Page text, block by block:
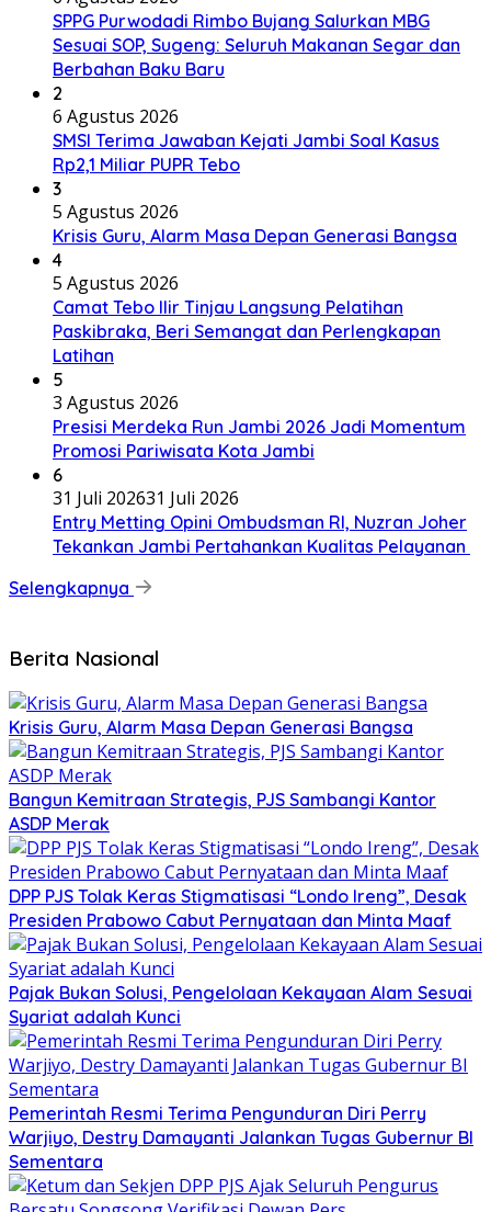
SPPG Purwodadi Rimbo Bujang Salurkan MBG
Sesuai SOP, Sugeng: Seluruh Makanan Segar dan
Berbahan Baku Baru
2
6 Agustus 2026
SMSI Terima Jawaban Kejati Jambi Soal Kasus
Rp2,1 Miliar PUPR Tebo
3
5 Agustus 2026
Krisis Guru, Alarm Masa Depan Generasi Bangsa
4
5 Agustus 2026
Camat Tebo Ilir Tinjau Langsung Pelatihan
Paskibraka, Beri Semangat dan Perlengkapan
Latihan
5
3 Agustus 2026
Presisi Merdeka Run Jambi 2026 Jadi Momentum
Promosi Pariwisata Kota Jambi
6
31 Juli 202631 Juli 2026
Entry Metting Opini Ombudsman RI, Nuzran Joher
Tekankan Jambi Pertahankan Kualitas Pelayanan
Selengkapnya
Berita Nasional
Krisis Guru, Alarm Masa Depan Generasi Bangsa
Bangun Kemitraan Strategis, PJS Sambangi Kantor
ASDP Merak
DPP PJS Tolak Keras Stigmatisasi “Londo Ireng”, Desak
Presiden Prabowo Cabut Pernyataan dan Minta Maaf
Pajak Bukan Solusi, Pengelolaan Kekayaan Alam Sesuai
Syariat adalah Kunci
Pemerintah Resmi Terima Pengunduran Diri Perry
Warjiyo, Destry Damayanti Jalankan Tugas Gubernur BI
Sementara